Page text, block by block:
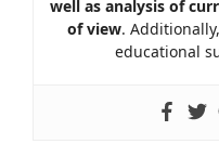
well as analysis of
of view.
educational